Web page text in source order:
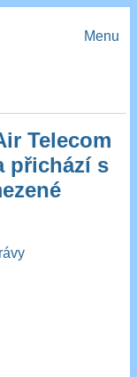
Menu
Telecom
přichází s